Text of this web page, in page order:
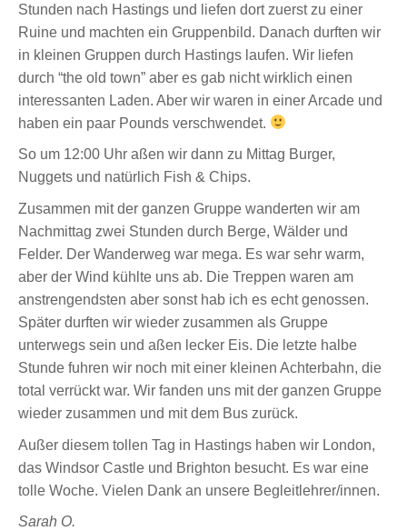
Stunden nach Hastings und liefen dort zuerst zu einer
Ruine und machten ein Gruppenbild. Danach durften wir
in kleinen Gruppen durch Hastings laufen. Wir liefen
durch “the old town” aber es gab nicht wirklich einen
interessanten Laden. Aber wir waren in einer Arcade und
haben ein paar Pounds verschwendet.
So um 12:00 Uhr aßen wir dann zu Mittag Burger,
Nuggets und natürlich Fish & Chips.
Zusammen mit der ganzen Gruppe wanderten wir am
Nachmittag zwei Stunden durch Berge, Wälder und
Felder. Der Wanderweg war mega. Es war sehr warm,
aber der Wind kühlte uns ab. Die Treppen waren am
anstrengendsten aber sonst hab ich es echt genossen.
Später durften wir wieder zusammen als Gruppe
unterwegs sein und aßen lecker Eis. Die letzte halbe
Stunde fuhren wir noch mit einer kleinen Achterbahn, die
total verrückt war. Wir fanden uns mit der ganzen Gruppe
wieder zusammen und mit dem Bus zurück.
Außer diesem tollen Tag in Hastings haben wir London,
das Windsor Castle und Brighton besucht. Es war eine
tolle Woche. Vielen Dank an unsere Begleitlehrer/innen.
Sarah O.